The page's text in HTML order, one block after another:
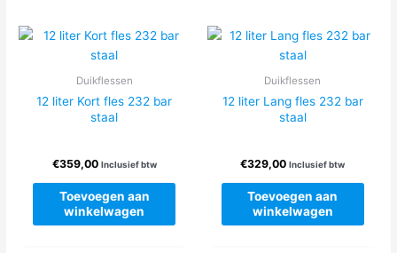
Duikflessen
12 liter Kort fles 232 bar
staal
€359,00 Inclusief btw
Toevoegen aan
winkelwagen
Duikflessen
12 liter Lang fles 232 bar
staal
€329,00 Inclusief btw
Toevoegen aan
winkelwagen